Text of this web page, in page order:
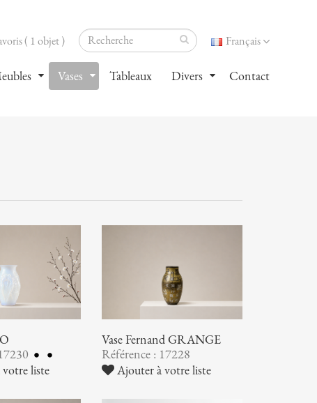
Français
( 1 objet )
Vases Tableaux Divers Contact
liste
Vase Fernand GRANGE
Référence : 17228
Ajouter à votre liste